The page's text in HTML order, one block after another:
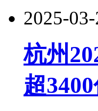
2025-
杭州
超